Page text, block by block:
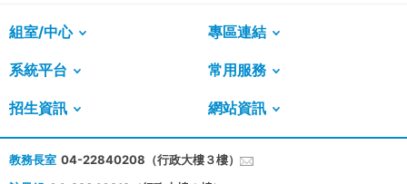
組室/中心 專區連結
系統平台 常用服務
招生資訊 網站資訊
教務長室 04-22840208（行政大樓３樓）